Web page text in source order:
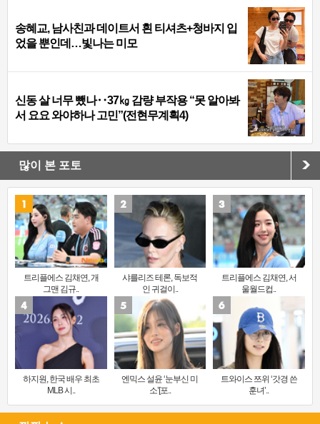
송혜교, 남사친과 데이트서 흰 티셔츠+청바지 입
었을 뿐인데…빛나는 미모
신동 살 너무 뺐나‥37㎏ 감량 부작용 “못 알아봐
서 요요 와야하나 고민”(전현무계획4)
많이 본 포토
트리플에스 김채연, 개
그맨 김규..
샤를리즈 테론, 독보적
인 귀걸이..
트리플에스 김채연, 서
울월드컵..
하지원, 한국 배우 최초
MLB 시..
엔믹스 설윤 ‘눈부신 미
소’[포..
트와이스 쯔위 ‘갓경 쓴
훈녀’..